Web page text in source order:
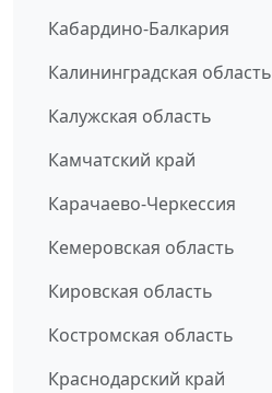
Кабардино-Балкария
Калининградская область
Калужская область
Камчатский край
Карачаево-Черкессия
Кемеровская область
Кировская область
Костромская область
Краснодарский край